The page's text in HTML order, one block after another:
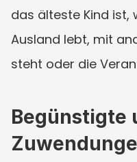
das älteste Kind ist,
Ausland lebt, mit
steht oder die
Begünstigte